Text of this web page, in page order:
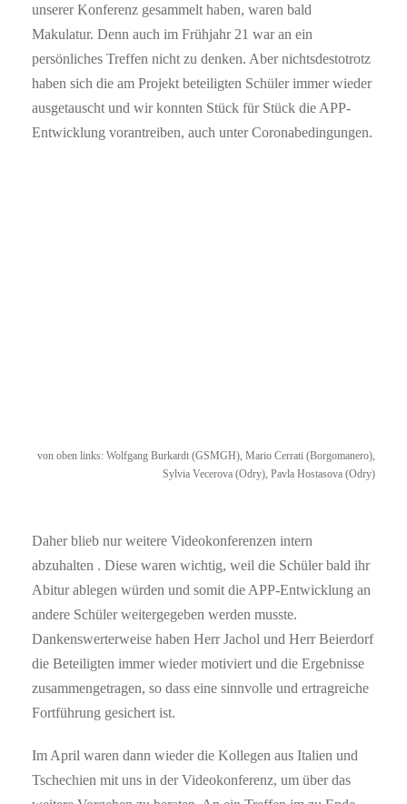
unserer Konferenz gesammelt haben, waren bald
Makulatur. Denn auch im Frühjahr 21 war an ein
persönliches Treffen nicht zu denken. Aber nichtsdestotrotz
haben sich die am Projekt beteiligten Schüler immer wieder
ausgetauscht und wir konnten Stück für Stück die APP-
Entwicklung vorantreiben, auch unter Coronabedingungen.
von oben links: Wolfgang Burkardt (GSMGH), Mario Cerrati (Borgomanero),
Sylvia Vecerova (Odry), Pavla Hostasova (Odry)
Daher blieb nur weitere Videokonferenzen intern
abzuhalten . Diese waren wichtig, weil die Schüler bald ihr
Abitur ablegen würden und somit die APP-Entwicklung an
andere Schüler weitergegeben werden musste.
Dankenswerterweise haben Herr Jachol und Herr Beierdorf
die Beteiligten immer wieder motiviert und die Ergebnisse
zusammengetragen, so dass eine sinnvolle und ertragreiche
Fortführung gesichert ist.
Im April waren dann wieder die Kollegen aus Italien und
Tschechien mit uns in der Videokonferenz, um über das